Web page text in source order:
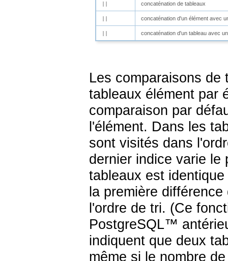
concaténation de tableaux
concaténation d'un élément avec
concaténation d'un tableau avec
Les comparaisons de
tableaux élément par
comparaison par
l'élément. Dans les
sont visités dans
dernier indice varie le
tableaux est
la première
l'ordre de tri. (Ce
PostgreSQL™
indiquent que deux
même si le nombre